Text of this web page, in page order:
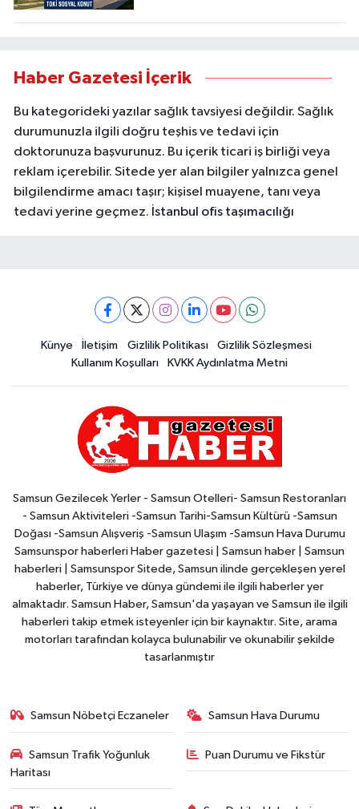
Haber Gazetesi İçerik
Bu kategorideki yazılar sağlık tavsiyesi değildir. Sağlık
durumunuzla ilgili doğru teşhis ve tedavi için
doktorunuza başvurunuz. Bu içerik ticari iş birliği veya
reklam içerebilir. Sitede yer alan bilgiler yalnızca genel
bilgilendirme amacı taşır; kişisel muayene, tanı veya
tedavi yerine geçmez. İstanbul ofis taşımacılığı
Künye İletişim Gizlilik Politikası
Gizlilik Sözleşmesi
Kullanım Koşulları
KVKK Aydınlatma Metni
Samsun Gezilecek Yerler - Samsun Otelleri- Samsun Restoranları
- Samsun Aktiviteleri -Samsun Tarihi-Samsun Kültürü -Samsun
Doğası -Samsun Alışveriş -Samsun Ulaşım -Samsun Hava Durumu
Samsunspor haberleri Haber gazetesi | Samsun haber | Samsun
haberleri | Samsunspor Sitede, Samsun ilinde gerçekleşen yerel
haberler, Türkiye ve dünya gündemi ile ilgili haberler yer
almaktadır. Samsun Haber, Samsun'da yaşayan ve Samsun ile ilgili
haberleri takip etmek isteyenler için bir kaynaktır. Site, arama
motorları tarafından kolayca bulunabilir ve okunabilir şekilde
tasarlanmıştır
Samsun Nöbetçi Eczaneler Samsun Hava Durumu
Samsun Trafik Yoğunluk
Haritası
Puan Durumu ve Fikstür